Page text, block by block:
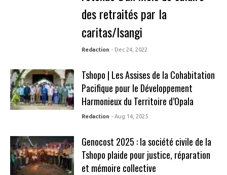
des retraités par la
caritas/Isangi
Redaction - Dec 24, 2022
Tshopo | Les Assises de la Cohabitation
Pacifique pour le Développement
Harmonieux du Territoire d’Opala
Redaction - Aug 14, 2025
Genocost 2025 : la société civile de la
Tshopo plaide pour justice, réparation
et mémoire collective